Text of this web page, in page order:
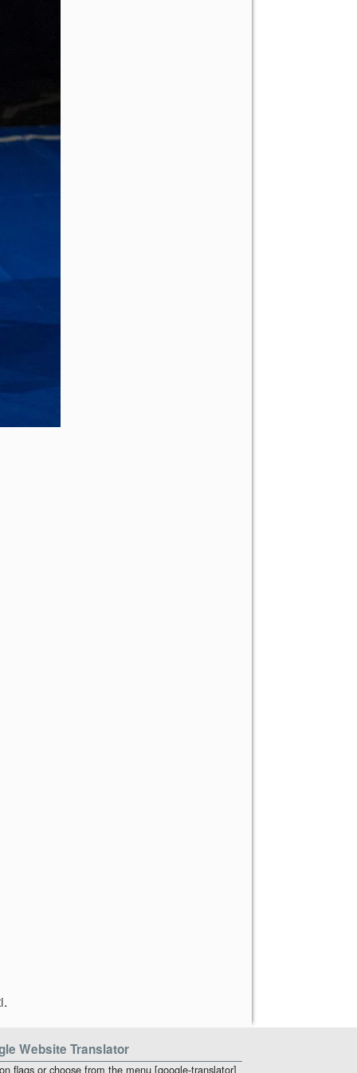
.
Website Translator
flags or choose from the menu [google-translator]